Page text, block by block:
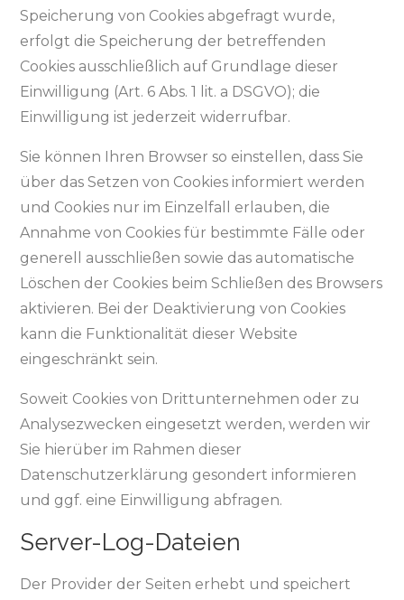
Speicherung von Cookies abgefragt wurde,
erfolgt die Speicherung der betreffenden
Cookies ausschließlich auf Grundlage dieser
Einwilligung (Art. 6 Abs. 1 lit. a DSGVO); die
Einwilligung ist jederzeit widerrufbar.
Sie können Ihren Browser so einstellen, dass Sie
über das Setzen von Cookies informiert werden
und Cookies nur im Einzelfall erlauben, die
Annahme von Cookies für bestimmte Fälle oder
generell ausschließen sowie das automatische
Löschen der Cookies beim Schließen des Browsers
aktivieren. Bei der Deaktivierung von Cookies
kann die Funktionalität dieser Website
eingeschränkt sein.
Soweit Cookies von Drittunternehmen oder zu
Analysezwecken eingesetzt werden, werden wir
Sie hierüber im Rahmen dieser
Datenschutzerklärung gesondert informieren
und ggf. eine Einwilligung abfragen.
Server-Log-Dateien
Der Provider der Seiten erhebt und speichert